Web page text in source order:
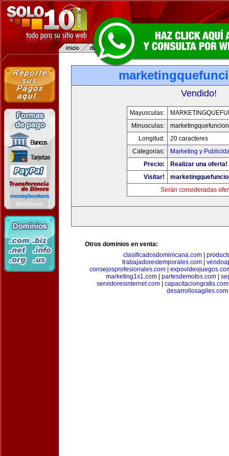
Vendido!
Mayusculas:
Minusculas:
Longitud:
20 caracteres
Categorias:
Marketing y
Precio:
Realizar una oferta!
Visitar!
Serán consideradas
Otros dominios en venta:
clasificadosdominicana.com
trabajadorestemporales.com
consejosprofesionales.com|
marketing1x1.com| partesdemotos.com|
servidoresinternet.com| capacitaciongratis.com
desarrollosagiles.com